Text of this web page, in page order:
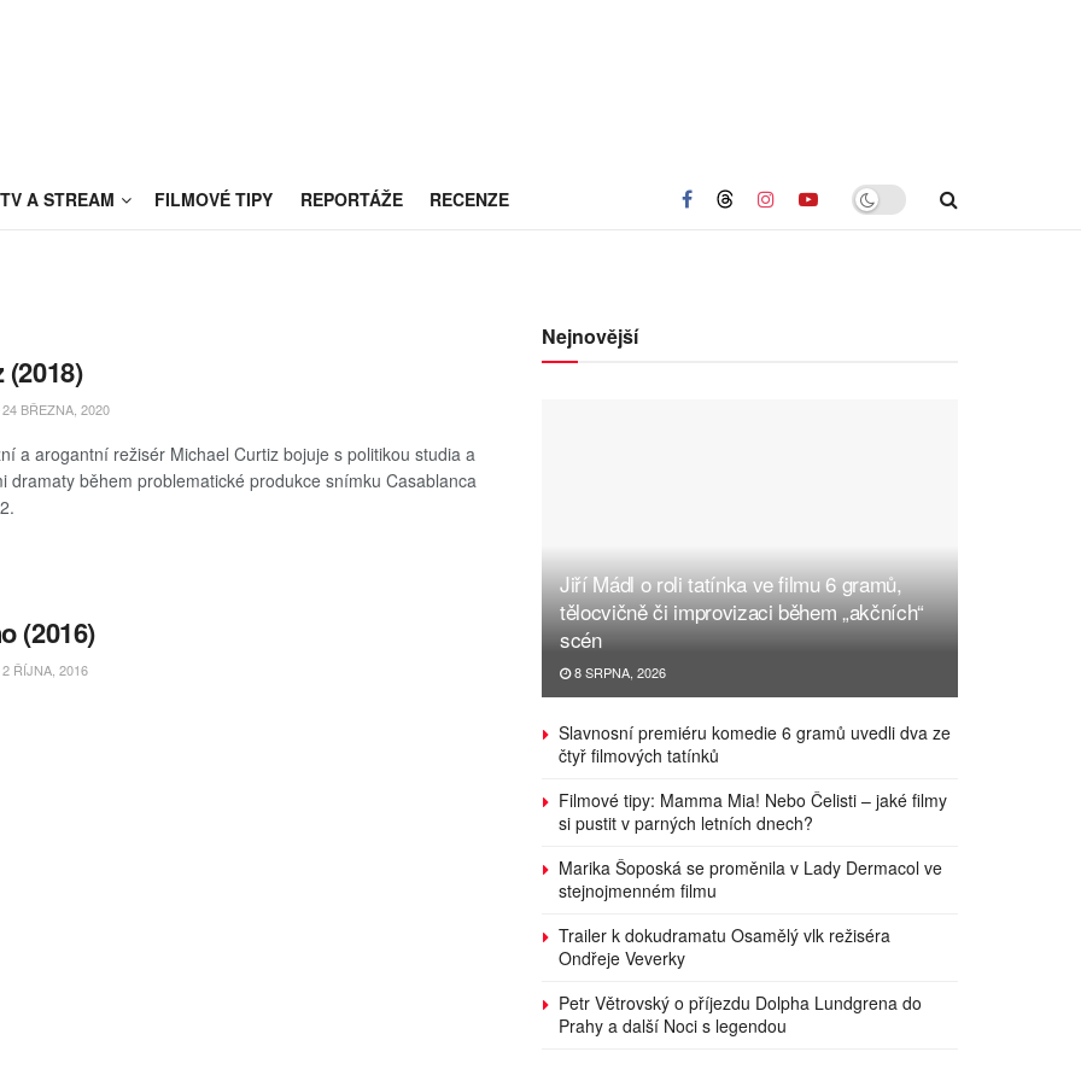
TV A STREAM FILMOVÉ TIPY REPORTÁŽE RECENZE
24 BŘEZNA, 2020
a arogantní režisér Michael Curtiz bojuje s politikou studia a
dramaty během problematické produkce snímku Casablanca
(2016)
2 ŘÍJNA, 2016
Nejnovější
Jiří Mádl o roli tatínka ve filmu 6 gramů,
tělocvičně či improvizaci během „akčních“
scén
8 SRPNA, 2026
Slavnosní premiéru komedie 6 gramů uvedli dva ze
čtyř filmových tatínků
Filmové tipy: Mamma Mia! Nebo Čelisti – jaké filmy
si pustit v parných letních dnech?
Marika Šoposká se proměnila v Lady Dermacol ve
stejnojmenném filmu
Trailer k dokudramatu Osamělý vlk režiséra
Ondřeje Veverky
Petr Větrovský o příjezdu Dolpha Lundgrena do
Prahy a další Noci s legendou